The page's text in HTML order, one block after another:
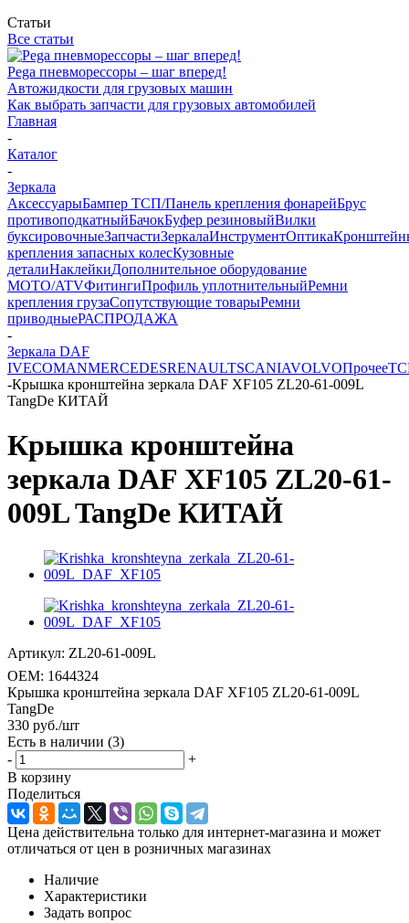
Статьи
Все статьи
Pega пневморессоры – шаг вперед!
Автожидкости для грузовых машин
Как выбрать запчасти для грузовых автомобилей
Главная
-
Каталог
-
Зеркала
АксессуарыБампер ТСП/Панель крепления фонарейБрус
противоподкатныйБачокБуфер резиновыйВилки
буксировочныеЗапчастиЗеркалаИнструментОптика
крепления запасных колесКузовные
деталиНаклейкиДополнительное оборудование
MOTO/ATVФитингиПрофиль уплотнительныйРемни
крепления грузаСопутствующие товарыРемни
приводныеРАСПРОДАЖА
-
Зеркала DAF
IVECOMANMERCEDESRENAULTSCANIAVOLVOПрочее
-Крышка кронштейна зеркала DAF XF105 ZL20-61-009L
TangDe КИТАЙ
Крышка кронштейна
зеркала DAF XF105 ZL20-61-
009L TangDe КИТАЙ
Артикул: ZL20-61-009L
OEM: 1644324
Крышка кронштейна зеркала DAF XF105 ZL20-61-009L
TangDe
330 руб./шт
Есть в наличии (3)
-
+
В корзину
Поделиться
Цена действительна только для интернет-магазина и может
отличаться от цен в розничных магазинах
Наличие
Характеристики
Задать вопрос